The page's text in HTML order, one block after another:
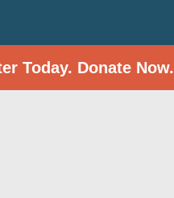
Today. Donate Now.